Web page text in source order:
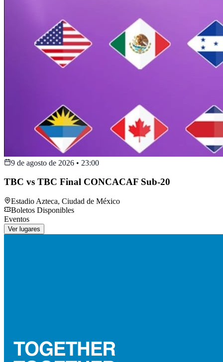
9 de agosto de 2026 • 23:00
TBC vs TBC Final CONCACAF Sub-20
Estadio Azteca, Ciudad de México
Boletos Disponibles
Eventos
Ver lugares